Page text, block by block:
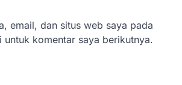
email, dan situs web saya pada
untuk komentar saya berikutnya.